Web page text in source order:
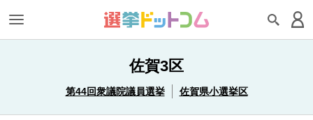
佐賀3区
第44回衆議院議員選挙 佐賀県小選挙区